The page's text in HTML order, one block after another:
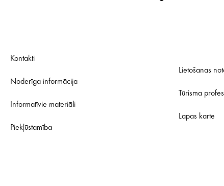
Kontakti
Noderīga informācija
Informatīvie materiāli
Piekļūstamība
Lietošanas
Tūrisma
Lapas karte